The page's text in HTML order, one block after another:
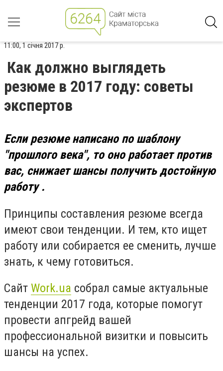
11:00, 1 січня 2017 р.
Как должно выглядеть
резюме в 2017 году: советы
экспертов
Если резюме написано по шаблону
"прошлого века", то оно работает против
вас, снижает шансы получить достойную
работу .
Принципы составления резюме всегда
имеют свои тенденции. И тем, кто ищет
работу или собирается ее сменить, лучше
знать, к чему готовиться.
Сайт Work.ua собрал самые актуальные
тенденции 2017 года, которые помогут
провести апгрейд вашей
профессиональной визитки и повысить
шансы на успех.